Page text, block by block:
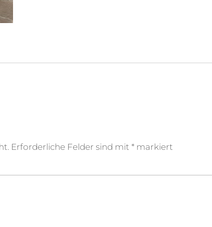
Erforderliche Felder sind mit * markiert